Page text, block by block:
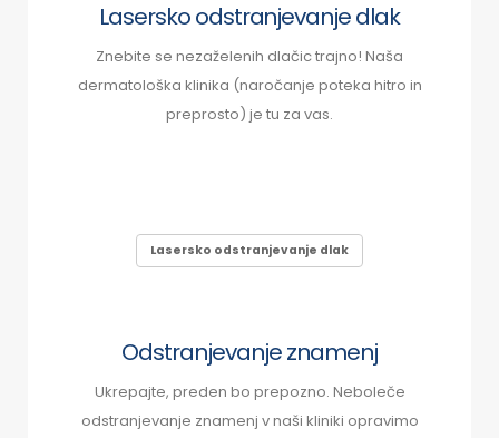
Lasersko odstranjevanje dlak
Znebite se nezaželenih dlačic trajno! Naša
dermatološka klinika (naročanje poteka hitro in
preprosto) je tu za vas.
Lasersko odstranjevanje dlak
Odstranjevanje znamenj
Ukrepajte, preden bo prepozno. Neboleče
odstranjevanje znamenj v naši kliniki opravimo